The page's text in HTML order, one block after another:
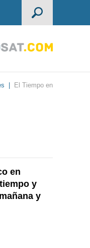
El Tiempo en
en
y
y